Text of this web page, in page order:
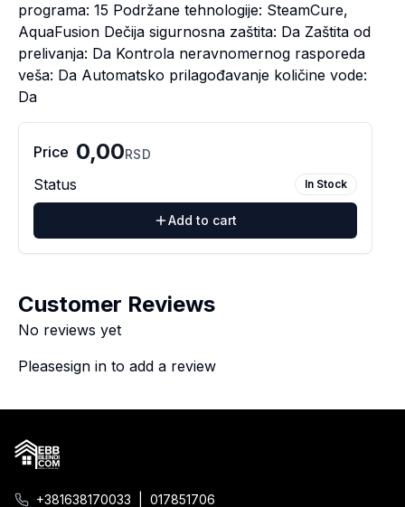
programa: 15 Podržane tehnologije: SteamCure,
AquaFusion Dečija sigurnosna zaštita: Da Zaštita od
prelivanja: Da Kontrola neravnomernog rasporeda
veša: Da Automatsko prilagođavanje količine vode:
Da
Price 0,00RSD
Status In Stock
Add to cart
Customer Reviews
No reviews yet
Pleasesign in to add a review
+381638170033 017851706